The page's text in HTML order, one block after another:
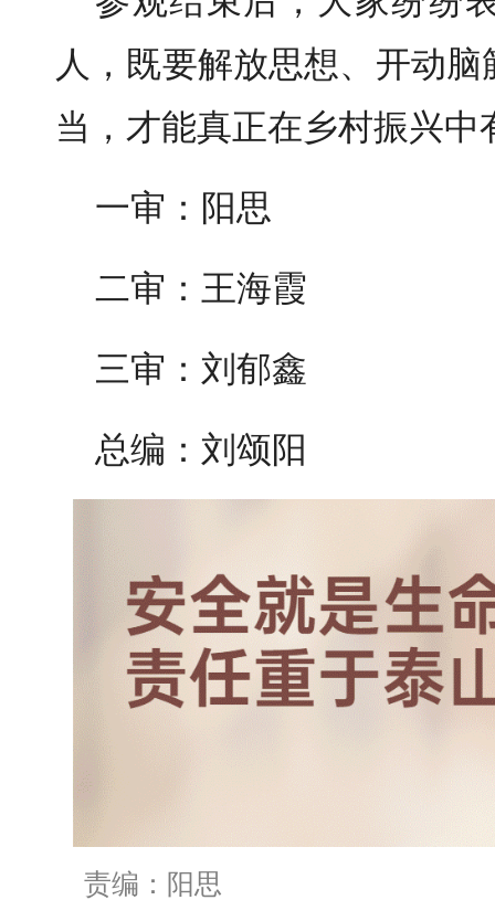
人，既要解放思想、开动
当，才能真正在乡村振兴中
一审：阳思
二审：王海霞
三审：刘郁鑫
总编：刘颂阳
责编：阳思